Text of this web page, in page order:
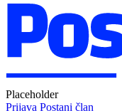
Placeholder
Prijava Postani član